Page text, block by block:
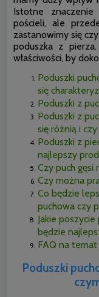
Istotne
pościeli, ale
zastanowimy się
poduszka z
właściwości, by
Poduszki
się
Poduszki z
Poduszki z
się różnią i
Poduszki z
najlepszy
Czy puch gęsi
Czy można
Co będzie
puchowa czy
Jakie
będzie
FAQ na
Poduszki